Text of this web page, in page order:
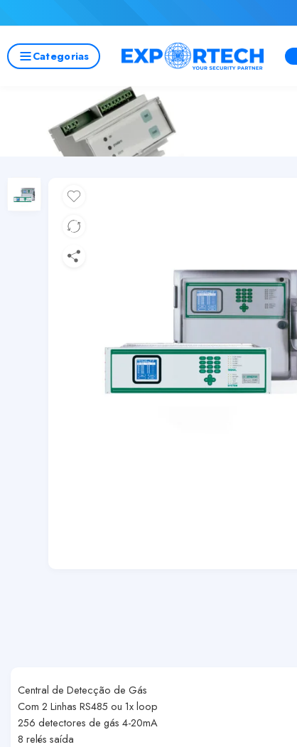
Categorias
Central de Detecção de Gás
Com 2 Linhas RS485 ou 1x loop
256 detectores de gás 4-20mA
8 relés saída